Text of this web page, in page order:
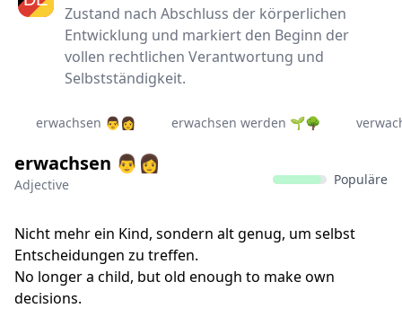
Zustand nach Abschluss der körperlichen
Entwicklung und markiert den Beginn der
vollen rechtlichen Verantwortung und
Selbstständigkeit.
erwachsen 👨👩 erwachsen werden 🌱🌳
erwachsen 👨👩
Adjective Populäre
Nicht mehr ein Kind, sondern alt genug, um selbst
Entscheidungen zu treffen.
No longer a child, but old enough to make own
decisions.